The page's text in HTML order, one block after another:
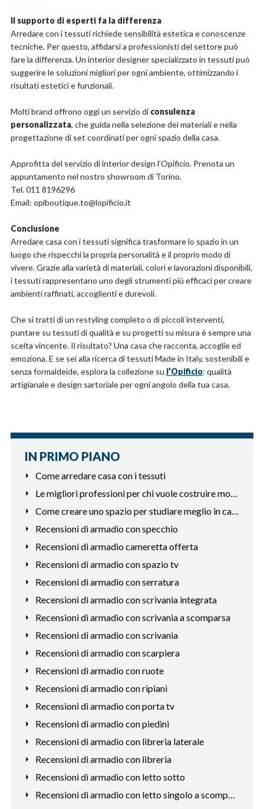
Il supporto di esperti fa la differenza
Arredare con i tessuti richiede sensibilità estetica e conoscenze
tecniche. Per questo, affidarsi a professionisti del settore può
fare la differenza. Un interior designer specializzato in tessuti può
suggerire le soluzioni migliori per ogni ambiente, ottimizzando i
risultati estetici e funzionali.
Molti brand offrono oggi un servizio di consulenza
personalizzata, che guida nella selezione dei materiali e nella
progettazione di set coordinati per ogni spazio della casa.
Approfitta del servizio di interior design l’Opificio. Prenota un
appuntamento nel nostro showroom di Torino.
Tel. 011 8196296
Email: opiboutique.to@lopificio.it
Conclusione
Arredare casa con i tessuti significa trasformare lo spazio in un
luogo che rispecchi la propria personalità e il proprio modo di
vivere. Grazie alla varietà di materiali, colori e lavorazioni disponibili,
i tessuti rappresentano uno degli strumenti più efficaci per creare
ambienti raffinati, accoglienti e durevoli.
Che si tratti di un restyling completo o di piccoli interventi,
puntare su tessuti di qualità e su progetti su misura è sempre una
scelta vincente. Il risultato? Una casa che racconta, accoglie ed
emoziona. E se sei alla ricerca di tessuti Made in Italy, sostenibili e
senza formaldeide, esplora la collezione su l’Opificio: qualità
artigianale e design sartoriale per ogni angolo della tua casa.
IN PRIMO PIANO
Come arredare casa con i tessuti
Le migliori professioni per chi vuole costruire mobili
Come creare uno spazio per studiare meglio in casa
Recensioni di armadio con specchio
Recensioni di armadio cameretta offerta
Recensioni di armadio con spazio tv
Recensioni di armadio con serratura
Recensioni di armadio con scrivania integrata
Recensioni di armadio con scrivania a scomparsa
Recensioni di armadio con scrivania
Recensioni di armadio con scarpiera
Recensioni di armadio con ruote
Recensioni di armadio con ripiani
Recensioni di armadio con porta tv
Recensioni di armadio con piedini
Recensioni di armadio con libreria laterale
Recensioni di armadio con libreria
Recensioni di armadio con letto sotto
Recensioni di armadio con letto singolo a scomparsa